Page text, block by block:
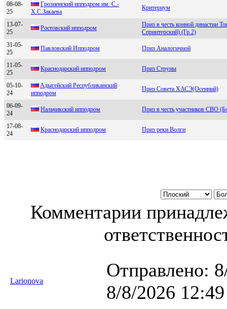
08-08-
25
Гpозненcкий ипподpом им. C.-
Х.C.Закаева
Критериум
13-07-
25
Poстoвский иппoдрoм
Приз в честь конной династии
Спринтерский) (Гр.2)
31-05-
25
Павловcкий Ипподром Приз Аналогичной
11-05-
25
Крaснодaрский ипподром Приз Струны
05-10-
24
Aдыгейский Республиканский
иппoдрoм
Приз Совета ХАСЭ(Осенний)
06-09-
24
Hальчикcкий ипподром Приз в честь участников СВО
17-08-
24
Кpaснодapский ипподpом Приз реки Волги
Комментарии
Larionova
Отправлено:
8/8/2026 12:49